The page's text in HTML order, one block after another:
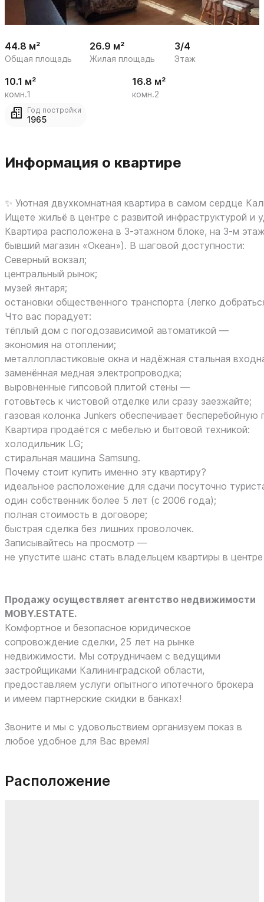
/
9
44.8 м²
Общая площадь
26.9 м²
Жилая площадь
3/4
Этаж
10.1 м²
комн.1
16.8 м²
комн.2
Год постройки
1965
Информация о квартире
✨ Уютная двухкомнатная квартира в самом сердце
Ищете жильё в центре с развитой инфраструктурой и
Квартира расположена в 3‑этажном блоке, на 3‑м
бывший магазин «Океан»). В шаговой доступности:
Северный вокзал;
центральный рынок;
музей янтаря;
остановки общественного транспорта (легко
Что вас порадует:
тёплый дом с погодозависимой автоматикой —
экономия на отоплении;
металлопластиковые окна и надёжная стальная
заменённая медная электропроводка;
выровненные гипсовой плитой стены —
готовьтесь к чистовой отделке или сразу заезжайте;
газовая колонка Junkers обеспечивает бесперебойную
Квартира продаётся с мебелью и бытовой техникой:
холодильник LG;
стиральная машина Samsung.
Почему стоит купить именно эту квартиру?
идеальное расположение для сдачи посуточно
один собственник более 5 лет (с 2006 года);
полная стоимость в договоре;
быстрая сделка без лишних проволочек.
Записывайтесь на просмотр —
не упустите шанс стать владельцем квартиры в
Продажу осуществляет агентство недвижимости
MOBY.ESTATE.
Комфортное и безопасное юридическое
сопровождение сделки, 25 лет на рынке
недвижимости. Мы сотрудничаем с ведущими
застройщиками Калининградской области,
предоставляем услуги опытного ипотечного брокера
и имеем партнерские скидки в банках!
Звоните и мы с удовольствием организуем показ в
любое удобное для Вас время!
Расположение